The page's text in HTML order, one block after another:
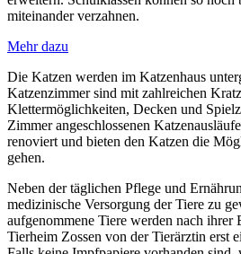
miteinander verzahnen.
Mehr dazu
Die Katzen werden im Katzenhaus
Katzenzimmer sind mit zahlreichen
Klettermöglichkeiten, Decken und
Zimmer angeschlossenen
renoviert und bieten den Katzen die
gehen.
Neben der täglichen Pflege und
medizinische Versorgung der Tiere zu
aufgenommene Tiere werden nach ihrer
Tierheim Zossen von der Tierärztin erst